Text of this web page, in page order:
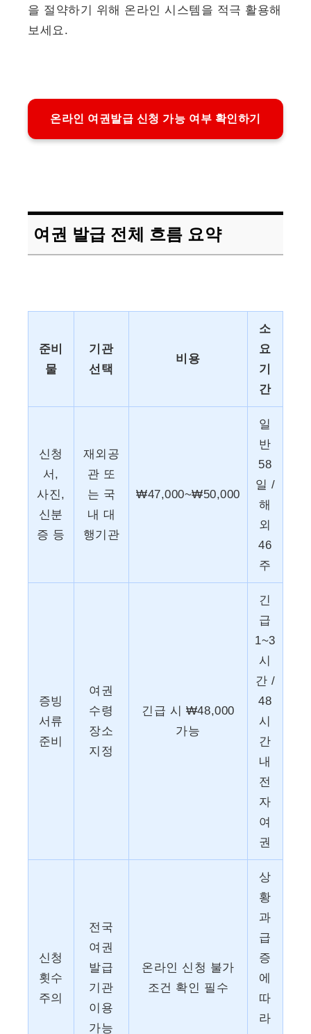
을 절약하기 위해 온라인 시스템을 적극 활용해
보세요.
온라인 여권발급 신청 가능 여부 확인하기
여권 발급 전체 흐름 요약
준비
물
기관
선택
비용
소
요
기
간
신청
서,
사진,
신분
증 등
재외공
관 또
는 국
내 대
행기관
₩47,000~₩50,000
일
반
58
일 /
해
외
46
주
증빙
서류
준비
여권
수령
장소
지정
긴급 시 ₩48,000
가능
긴
급
1~3
시
간 /
48
시
간
내
전
자
여
권
신청
횟수
주의
전국
여권
발급
기관
이용
가능
온라인 신청 불가
조건 확인 필수
상
황
과
급
증
에
따
라